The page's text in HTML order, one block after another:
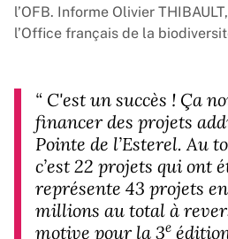
l’OFB. Informe Olivier
l’Office français de la
“ C'est un succès ! Ça
financer des projets
Pointe de l’Esterel. Au
c’est 22 projets qui ont
représente 43 projets
millions au total à
motive pour la 3e